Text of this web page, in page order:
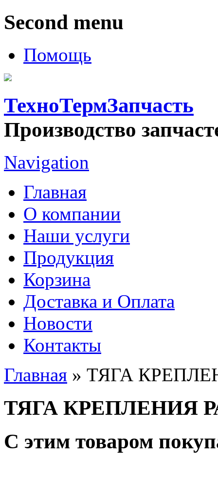
Second menu
Помощь
ТехноТермЗапчасть
Производство
Navigation
Главная
О компании
Наши услуги
Продукция
Корзина
Доставка и Оплата
Новости
Контакты
Вы здесь
Главная » ТЯГА
ТЯГА КРЕПЛЕНИЯ
С этим товаром